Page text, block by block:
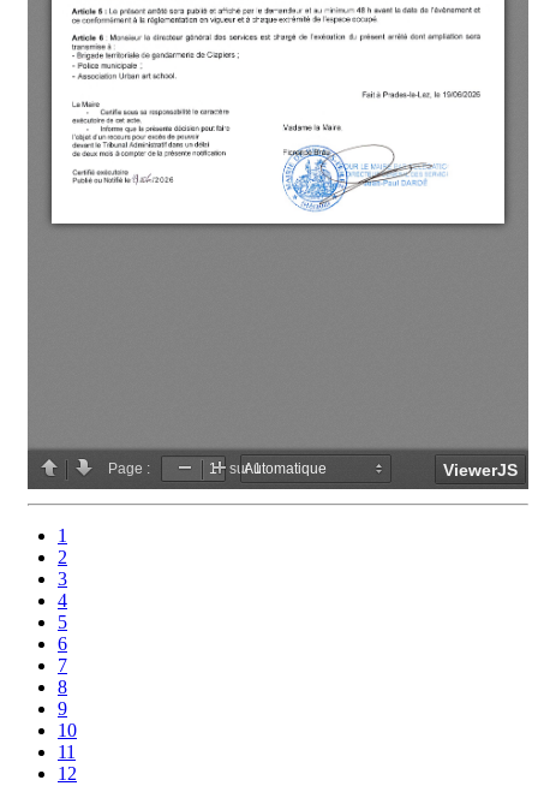
1
2
3
4
5
6
7
8
9
10
11
12